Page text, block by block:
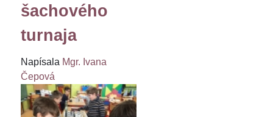
šachového
turnaja
Napísala Mgr. Ivana
Čepová